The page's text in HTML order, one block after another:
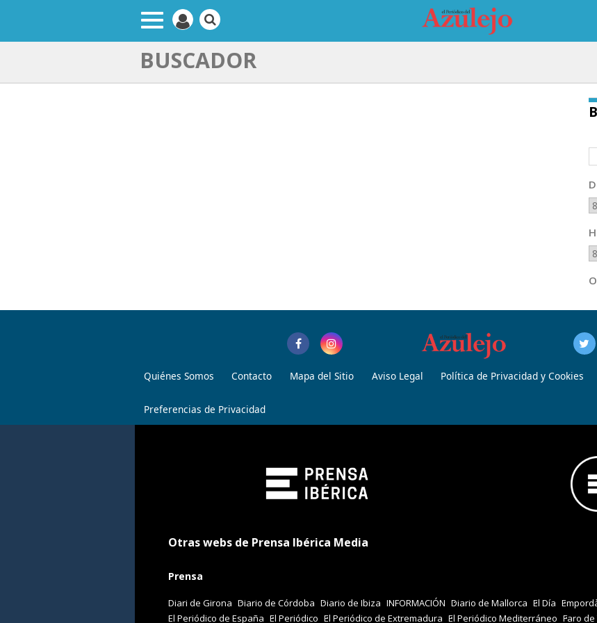
BUSCADOR
Quiénes Somos Contacto Mapa del Sitio Aviso Legal Política de Privacidad y Cookies
Preferencias de Privacidad
Otras webs de Prensa Ibérica Media
Prensa
Diari de Girona Diario de Córdoba Diario de Ibiza INFORMACIÓN Diario de Mallorca El Día
El Periódico de España El Periódico El Periódico de Extremadura El Periódico Mediterráneo Faro de